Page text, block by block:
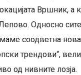
Вршник, а
Односно
соодветна нова
трендови“,
од нивните лозја.